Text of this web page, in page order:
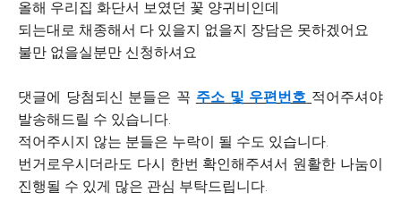
올해 우리집 화단서 보였던 꽃 양귀비인데
되는대로 채종해서 다 있을지 없을지 장담은 못하겠어요
불만 없을실분만 신청하셔요
댓글에 당첨되신 분들은 꼭 주소 및 우편번호 적어주셔야
발송해드릴 수 있습니다.
적어주시지 않는 분들은 누락이 될 수도 있습니다.
번거로우시더라도 다시 한번 확인해주셔서 원활한 나눔이
진행될 수 있게 많은 관심 부탁드립니다.